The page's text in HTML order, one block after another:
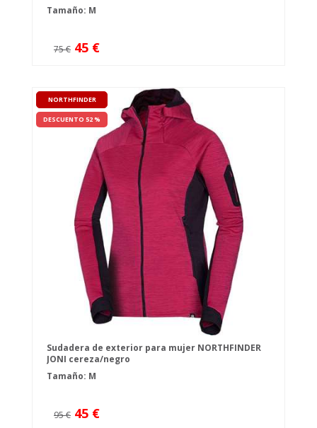
Tamaño: M
75 € 45 €
NORTHFINDER
DESCUENTO 52 %
Sudadera de exterior para mujer NORTHFINDER
JONI cereza/negro
Tamaño: M
95 € 45 €